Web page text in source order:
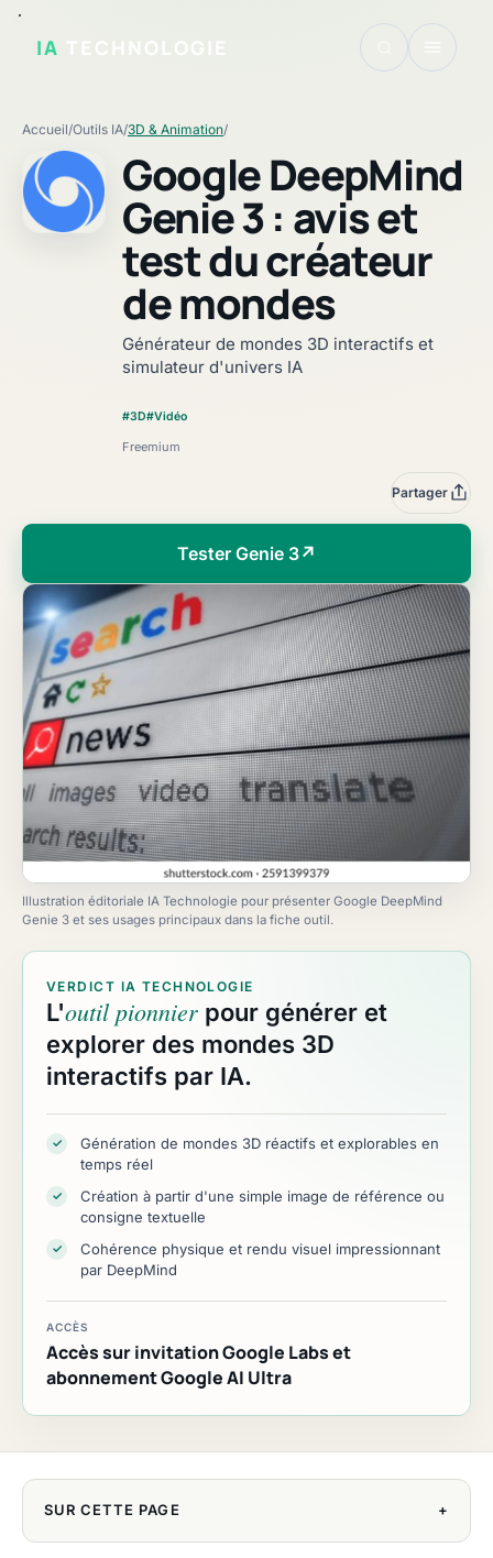
IA TECHNOLOGIE
Accueil/Outils IA/3D & Animation/
Google DeepMind
Genie 3 : avis et
test du créateur
de mondes
Fiche vérifiée
Générateur de mondes 3D interactifs et
simulateur d'univers IA
#3D#Vidéo
Freemium
Tester Genie 3↗
Illustration éditoriale IA Technologie pour présenter Google DeepMind
Genie 3 et ses usages principaux dans la fiche outil.
VERDICT IA TECHNOLOGIE
L'outil pionnier pour générer et
explorer des mondes 3D
interactifs par IA.
✓
Génération de mondes 3D réactifs et explorables en
temps réel
✓
Création à partir d'une simple image de référence ou
consigne textuelle
✓
Cohérence physique et rendu visuel impressionnant
par DeepMind
ACCÈS
Accès sur invitation Google Labs et
abonnement Google AI Ultra
SUR CETTE PAGE +